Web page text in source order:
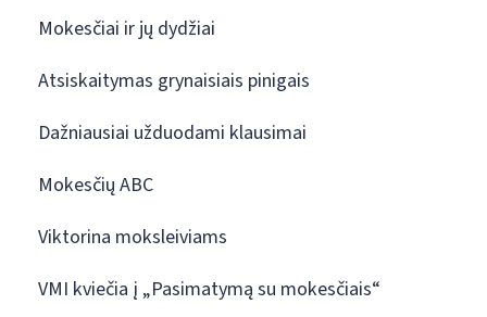
Mokesčiai ir jų dydžiai
Atsiskaitymas grynaisiais pinigais
Dažniausiai užduodami klausimai
Mokesčių ABC
Viktorina moksleiviams
VMI kviečia į „Pasimatymą su mokesčiais“